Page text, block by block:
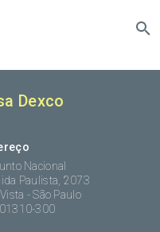
Dexco
Nacional
Paulista, 2073
- São Paulo
300